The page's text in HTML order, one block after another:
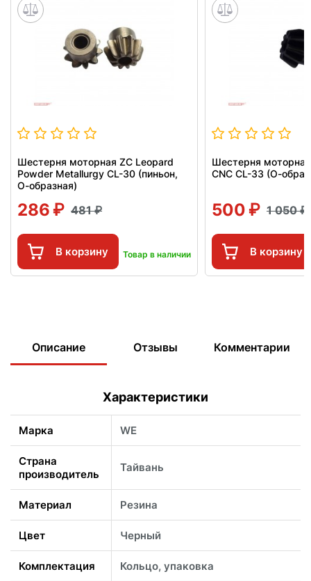
Шестерня моторная ZC Leopard
Powder Metallurgy CL-30 (пиньон,
О-образная)
286 481
В корзину Товар в наличии
Шестерня
CNC CL-33 (О-
500 1 050
В корзину
Описание Отзывы Комментарии
Характеристики
Марка WE
Страна
производитель
Тайвань
Материал Резина
Цвет Черный
Комплектация Кольцо, упаковка